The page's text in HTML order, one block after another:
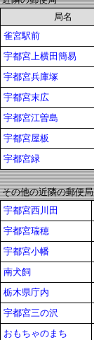
局名
雀宮駅前
宇都宮上横田簡易
宇都宮兵庫塚
宇都宮末広
宇都宮江曽島
宇都宮屋板
宇都宮緑
その他の近隣の郵便局
宇都宮西川田
宇都宮瑞穂
宇都宮小幡
南犬飼
栃木県庁内
宇都宮三の沢
おもちゃのまち